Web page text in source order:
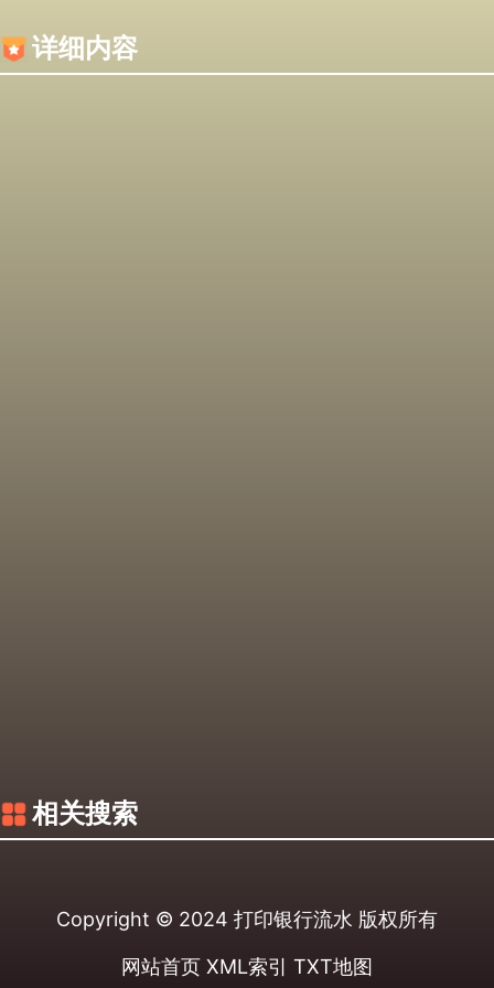
详细内容
相关搜索
Copyright © 2024 打印银行流水 版权所有
网站首页 XML索引 TXT地图